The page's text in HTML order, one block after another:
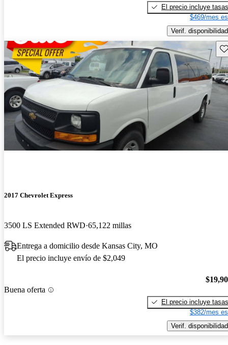
El precio incluye tasas
$469/mes
Verif. disponibilidad
2017 Chevrolet Express
3500 LS Extended RWD 65,122 millas
Entrega a domicilio desde Kansas City, MO
El precio incluye envío de $2,049
Buena oferta
El precio incluye tasas
$382/mes
Verif. disponibilidad